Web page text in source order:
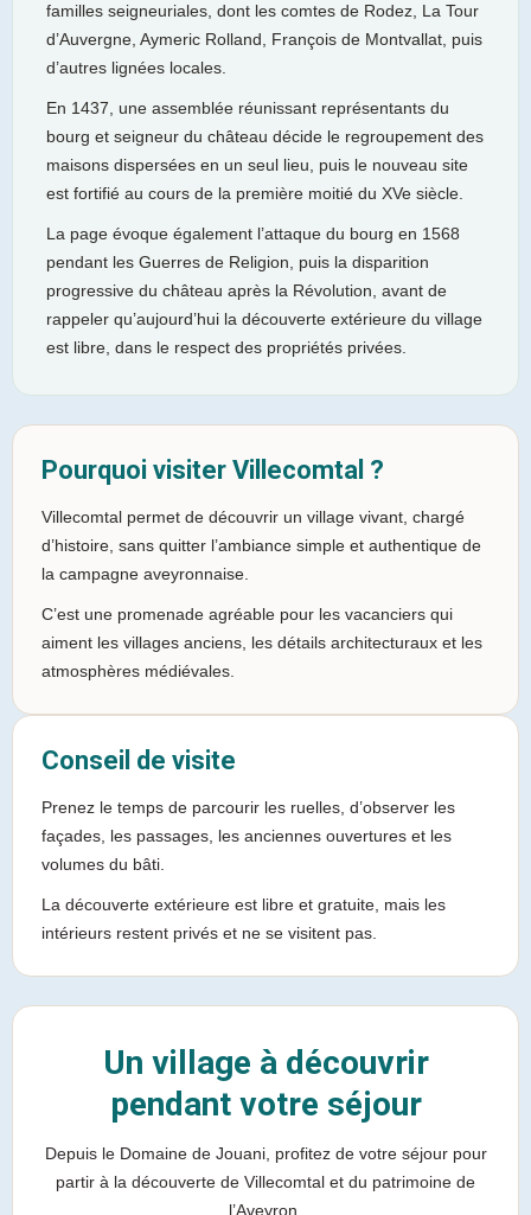
familles seigneuriales, dont les comtes de Rodez, La Tour
d’Auvergne, Aymeric Rolland, François de Montvallat, puis
d’autres lignées locales.
En 1437, une assemblée réunissant représentants du
bourg et seigneur du château décide le regroupement des
maisons dispersées en un seul lieu, puis le nouveau site
est fortifié au cours de la première moitié du XVe siècle.
La page évoque également l’attaque du bourg en 1568
pendant les Guerres de Religion, puis la disparition
progressive du château après la Révolution, avant de
rappeler qu’aujourd’hui la découverte extérieure du village
est libre, dans le respect des propriétés privées.
Pourquoi visiter Villecomtal ?
Villecomtal permet de découvrir un village vivant, chargé
d’histoire, sans quitter l’ambiance simple et authentique de
la campagne aveyronnaise.
C’est une promenade agréable pour les vacanciers qui
aiment les villages anciens, les détails architecturaux et les
atmosphères médiévales.
Conseil de visite
Prenez le temps de parcourir les ruelles, d’observer les
façades, les passages, les anciennes ouvertures et les
volumes du bâti.
La découverte extérieure est libre et gratuite, mais les
intérieurs restent privés et ne se visitent pas.
Un village à découvrir
pendant votre séjour
Depuis le Domaine de Jouani, profitez de votre séjour pour
partir à la découverte de Villecomtal et du patrimoine de
l’Aveyron.